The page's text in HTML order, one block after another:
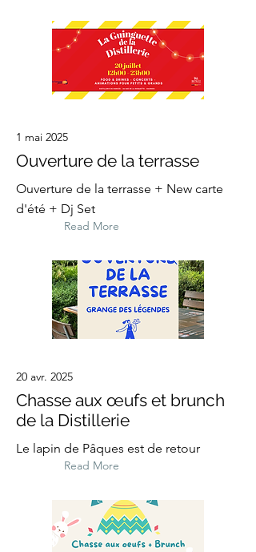
1 mai 2025
Ouverture de la terrasse
Ouverture de la terrasse + New carte
d'été + Dj Set
Read More
20 avr. 2025
Chasse aux œufs et brunch
de la Distillerie
Le lapin de Pâques est de retour
Read More